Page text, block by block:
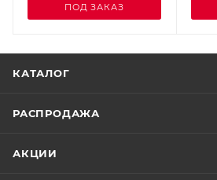
ПОД ЗАКАЗ
КАТАЛОГ
РАСПРОДАЖА
АКЦИИ